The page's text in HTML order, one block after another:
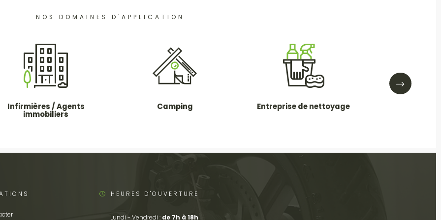
NOS DOMAINES D'APPLICATION
Infirmières / Agents
immobiliers
Camping Entreprise de nettoyage
HEURES D'OUVERTURE
Lundi - Vendredi : de 7h à 18h